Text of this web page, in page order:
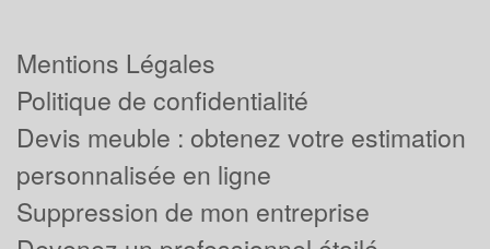
Mentions Légales
Politique de confidentialité
Devis meuble : obtenez votre estimation
personnalisée en ligne
Suppression de mon entreprise